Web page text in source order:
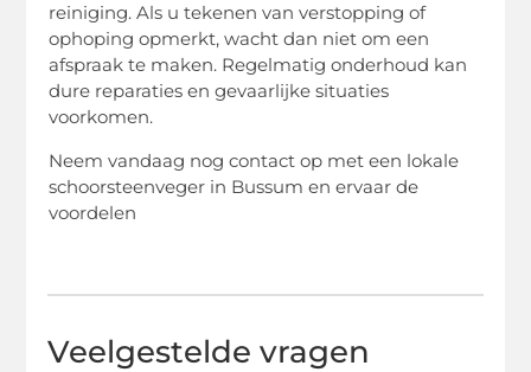
reiniging. Als u tekenen van verstopping of
ophoping opmerkt, wacht dan niet om een
afspraak te maken. Regelmatig onderhoud kan
dure reparaties en gevaarlijke situaties
voorkomen.
Neem vandaag nog contact op met een lokale
schoorsteenveger in Bussum en ervaar de
voordelen
Veelgestelde vragen